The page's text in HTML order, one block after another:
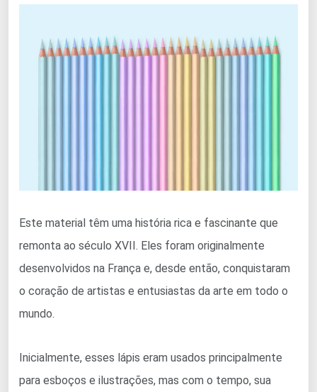
Este material têm uma história rica e fascinante que
remonta ao século XVII. Eles foram originalmente
desenvolvidos na França e, desde então, conquistaram
o coração de artistas e entusiastas da arte em todo o
mundo.
Inicialmente, esses lápis eram usados principalmente
para esboços e ilustrações, mas com o tempo, sua